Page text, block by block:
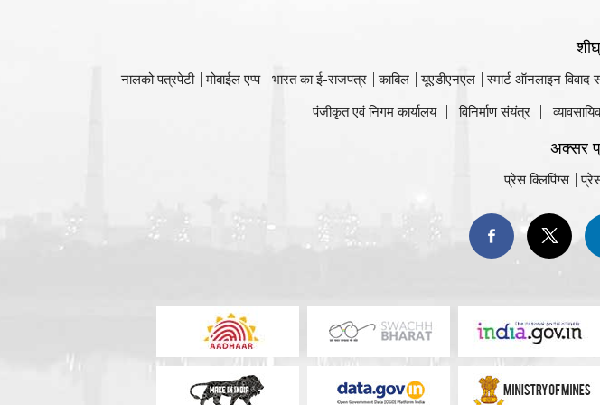
नालको पत्रपेटी मोबाईल एप्प भारत का ई-राजपत्र काबिल यूएडीएनएल स्मार्ट ऑनलाइन
पंजीकृत एवं निगम कार्यालय
विनिर्माण संयंत्र
अक्सर
प्रेस क्लिपिंग्स प्रेस